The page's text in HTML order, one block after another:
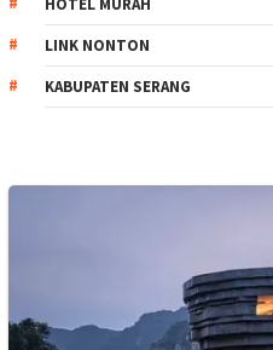
HOTEL MURAH
LINK NONTON
KABUPATEN SERANG